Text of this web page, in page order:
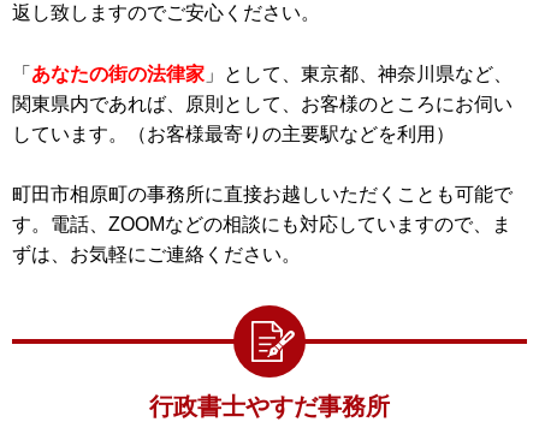
返し致しますのでご安心ください。
「 あなたの街の法律家 」として、東京都、神奈川県など、
関東県内であれば、原則として、お客様のところにお伺い
しています。（お客様最寄りの主要駅などを利用）
町田市相原町の事務所に直接お越しいただくことも可能で
す。電話、ZOOMなどの相談にも対応していますので、ま
ずは、お気軽にご連絡ください。
行政書士やすだ事務所